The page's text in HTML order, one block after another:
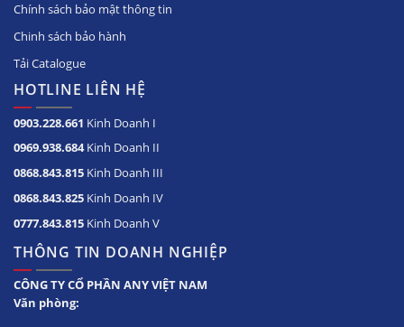
Chính sách bảo mật thông tin
Chinh sách bảo hành
Tải Catalogue
HOTLINE LIÊN HỆ
0903.228.661 Kinh Doanh I
0969.938.684Kinh Doanh II
0868.843.815 Kinh Doanh III
0868.843.825 Kinh Doanh IV
0777.843.815 Kinh Doanh V
THÔNG TIN DOANH NGHIỆP
CÔNG TY CỔ PHẦN ANY VIỆT NAM
Văn phòng: